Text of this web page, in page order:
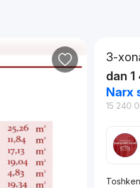
3-
dan
Narx
15 240